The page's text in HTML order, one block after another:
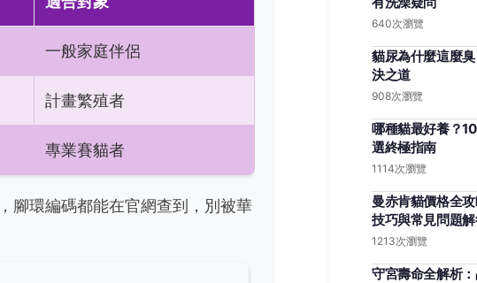
一般家庭伴侶
計畫繁殖者
專業賽貓者
腳環編碼都能在官網查到，別被華
640次瀏覽
貓尿為什麼這麼
決之道
908次瀏覽
哪種貓最好養？
選終極指南
1114次瀏覽
曼赤肯貓價格全
技巧與常見問題
1213次瀏覽
守宮壽命全解析